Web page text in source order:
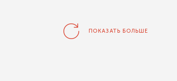
ПОКАЗАТЬ БОЛЬШЕ